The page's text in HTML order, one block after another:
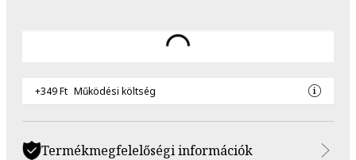
+349 Ft Működési költség
Termékmegfelelőségi információk